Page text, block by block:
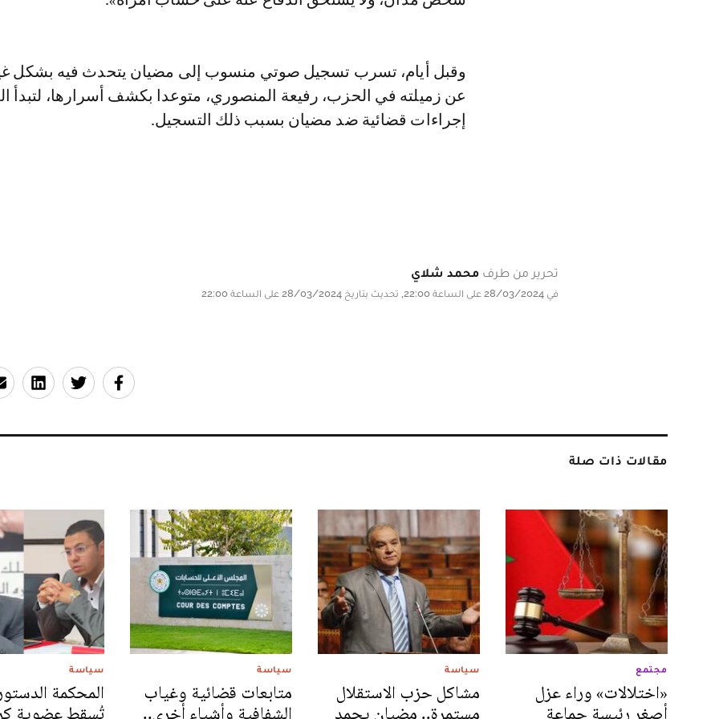
وقبل أيام، تسرب تسجيل صوتي منسوب إلى مضيان يتحدث فيه بشكل
عن زميلته في الحزب، رفيعة المنصوري، متوعدا بكشف أسرارها، لتبدأ
إجراءات قضائية ضد مضيان بسبب ذلك التسجيل.
تحرير من طرف محمد شلاي
في 28/03/2024 على الساعة 22:00, تحديث بتاريخ 28/03/2024 على الساعة 22:00
مقالات ذات صلة
مجتمع
«اختلالات» وراء عزل
أصغر رئيسة جماعة
سياسة
مشاكل حزب الاستقلال
مستمرة.. مضيان يجمد
سياسة
متابعات قضائية وغياب
الشفافية وأشياء أخرى..
سياسة
المحكمة
تُسقط عضوية